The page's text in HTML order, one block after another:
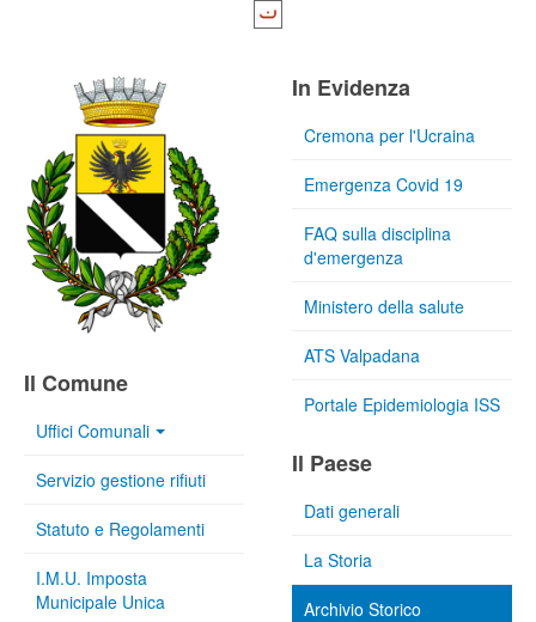
Il Comune
Uffici Comunali
Servizio gestione rifiuti
Statuto e Regolamenti
I.M.U. Imposta
Municipale Unica
In Evidenza
Cremona per l'Ucraina
Emergenza Covid 19
FAQ sulla disciplina
d'emergenza
Ministero della salute
ATS Valpadana
Portale Epidemiologia ISS
Il Paese
Dati generali
La Storia
Archivio Storico